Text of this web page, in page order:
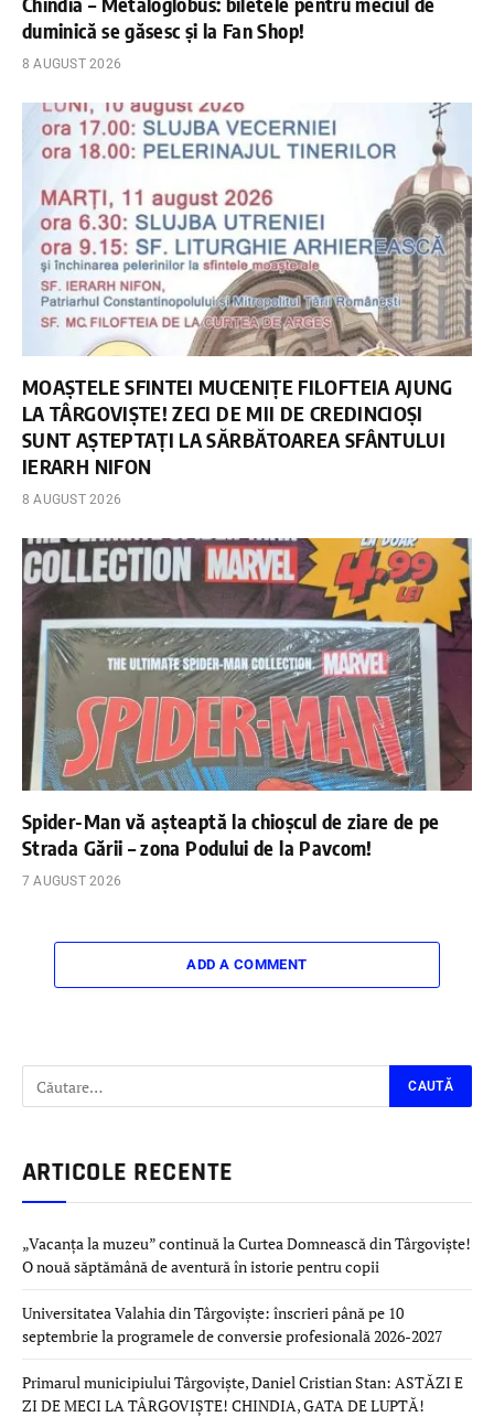
duminică se găsesc și la Fan Shop!
8 AUGUST 2026
MOAȘTELE SFINTEI MUCENIȚE FILOFTEIA AJUNG
LA TÂRGOVIȘTE! ZECI DE MII DE CREDINCIOȘI
SUNT AȘTEPTAȚI LA SĂRBĂTOAREA SFÂNTULUI
IERARH NIFON
8 AUGUST 2026
Spider-Man vă așteaptă la chioșcul de ziare de pe
Strada Gării – zona Podului de la Pavcom!
7 AUGUST 2026
ADD A COMMENT
ARTICOLE RECENTE
„Vacanța la muzeu” continuă la Curtea Domnească din Târgoviște!
O nouă săptămână de aventură în istorie pentru copii
Universitatea Valahia din Târgoviște: înscrieri până pe 10
septembrie la programele de conversie profesională 2026-2027
Primarul municipiului Târgoviște, Daniel Cristian Stan: ASTĂZI E
ZI DE MECI LA TÂRGOVIȘTE! CHINDIA, GATA DE LUPTĂ!